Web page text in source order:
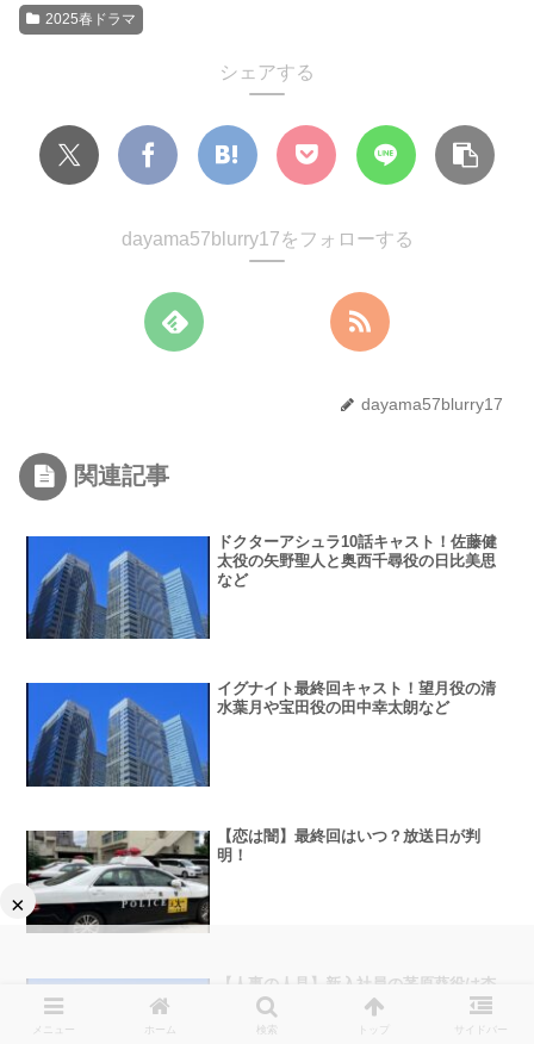
2025春ドラマ
シェアする
dayama57blurry17をフォローする
dayama57blurry17
関連記事
ドクターアシュラ10話キャスト！佐藤健
太役の矢野聖人と奥西千尋役の日比美思
など
イグナイト最終回キャスト！望月役の清
水葉月や宝田役の田中幸太朗など
【恋は闇】最終回はいつ？放送日が判
明！
【人事の人見】新入社員の茅原葵役は杏
花！最終回ゲストキャスト
メニュー ホーム 検索 トップ サイドバー
×